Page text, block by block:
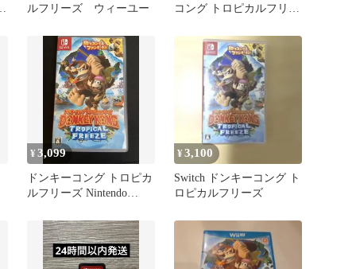
ルフリーズ ウィーユー
コング トロピカルフリー
¥3,099
ドンキーコング トロピカ
ルフリーズ Nintendo
¥3,100
Switch ドンキーコング ト
ロピカルフリーズ